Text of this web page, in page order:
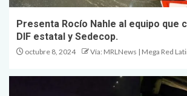
Presenta Rocío Nahle al equipo que
DIF estatal y Sedecop.
octubre 8, 2024 Vía: MRLNews | Mega Red